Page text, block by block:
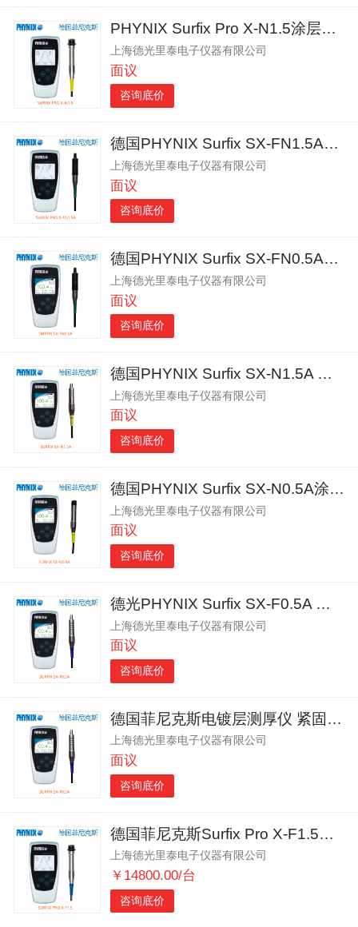
PHYNIX Surfix Pro X-N1.5涂层测厚仪
上海德光里泰电子仪器有限公司
面议
咨询底价
德国PHYNIX Surfix SX-FN1.5A涂层测厚仪
上海德光里泰电子仪器有限公司
面议
咨询底价
德国PHYNIX Surfix SX-FN0.5A涂层测厚仪
上海德光里泰电子仪器有限公司
面议
咨询底价
德国PHYNIX Surfix SX-N1.5A 涂层测厚仪
上海德光里泰电子仪器有限公司
面议
咨询底价
德国PHYNIX Surfix SX-N0.5A涂层测厚仪
上海德光里泰电子仪器有限公司
面议
咨询底价
德光PHYNIX Surfix SX-F0.5A 涂层测厚仪
上海德光里泰电子仪器有限公司
面议
咨询底价
德国菲尼克斯电镀层测厚仪 紧固件电镀层厚度测试
上海德光里泰电子仪器有限公司
面议
咨询底价
德国菲尼克斯Surfix Pro X-F1.5涂层测厚仪
上海德光里泰电子仪器有限公司
￥14800.00/台
咨询底价